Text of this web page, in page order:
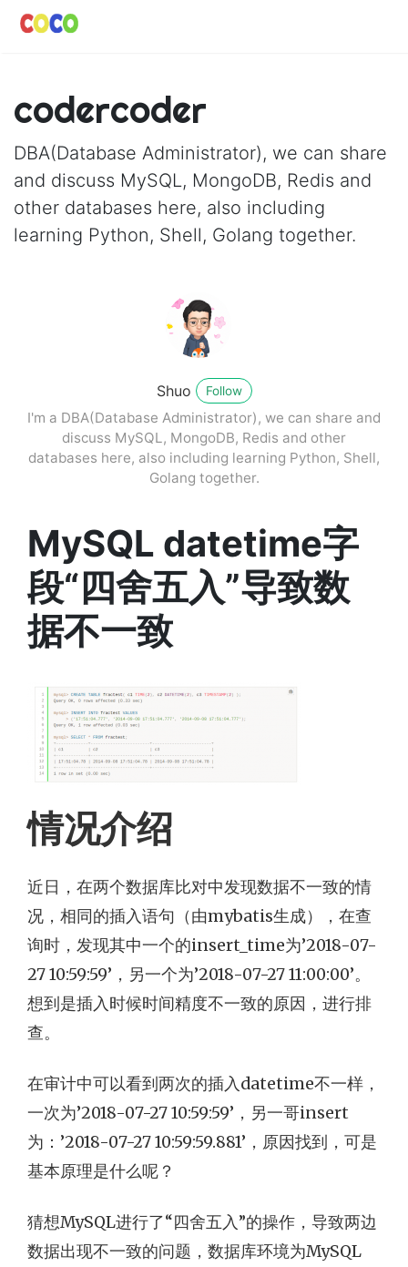
codercoder
DBA(Database Administrator), we can share
and discuss MySQL, MongoDB, Redis and
other databases here, also including
learning Python, Shell, Golang together.
Shuo Follow
I'm a DBA(Database Administrator), we can share and
discuss MySQL, MongoDB, Redis and other
databases here, also including learning Python, Shell,
Golang together.
MySQL datetime字
段“四舍五入”导致数
据不一致
情况介绍
近日，在两个数据库比对中发现数据不一致的情
况，相同的插入语句（由mybatis生成），在查
询时，发现其中一个的insert_time为’2018-07-
27 10:59:59’，另一个为’2018-07-27 11:00:00’。
想到是插入时候时间精度不一致的原因，进行排
查。
在审计中可以看到两次的插入datetime不一样，
一次为’2018-07-27 10:59:59’，另一哥insert
为：’2018-07-27 10:59:59.881’，原因找到，可是
基本原理是什么呢？
猜想MySQL进行了“四舍五入”的操作，导致两边
数据出现不一致的问题，数据库环境为MySQL